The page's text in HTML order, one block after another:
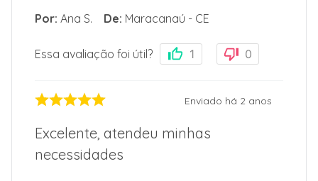
Por: Ana S. De: Maracanaú - CE
Essa avaliação foi útil? 1 0
Enviado há 2 anos
Excelente, atendeu minhas
necessidades